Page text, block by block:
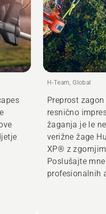
H-Team, Global
Preprost
resnično
žaganja je le
verižne žage
XP® z
Poslušajte
profesionalnih